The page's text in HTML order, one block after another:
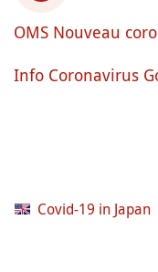
OMS Nouveau
Info Coronavirus
Covid-19 in Japan